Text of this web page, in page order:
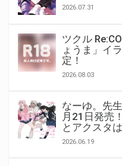
2026.07.31
ツクル
ょうま」イ
定！
2026.08.03
なーゆ。先
月21日発売
とアクスタ
2026.06.19